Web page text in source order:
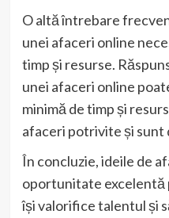
O altă întrebare
unei afaceri online
timp și resurse.
unei afaceri online
minimă de timp și
afaceri potrivite și sunt
În concluzie, ideile de
oportunitate excelentă
își valorifice talentul și